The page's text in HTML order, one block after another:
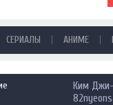
СЕРИАЛЫ | АНИМЕ |
Ким Джи-